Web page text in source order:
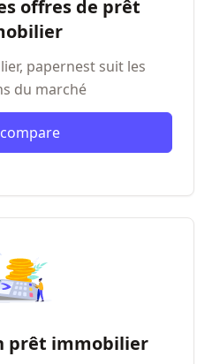
offres de prêt
papernest suit les
du marché
compare
prêt immobilier